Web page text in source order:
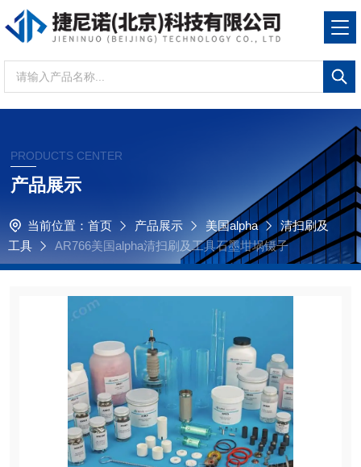
PRODUCTS CENTER
产品展示
当前位置： 首页 产品展示 美国alpha
清扫刷及
工具
AR766美国alpha清扫刷及工具石墨坩埚镊子